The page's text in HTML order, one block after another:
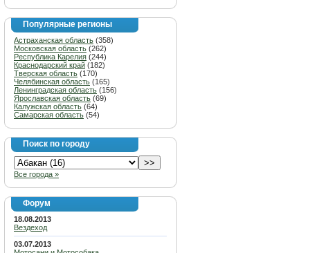
Популярные регионы
Астраханская область (358)
Московская область (262)
Республика Карелия (244)
Краснодарский край (182)
Тверская область (170)
Челябинская область (165)
Ленинградская область (156)
Ярославская область (69)
Калужская область (64)
Самарская область (54)
Поиск по городу
Все города »
Форум
18.08.2013
Вездеход
03.07.2013